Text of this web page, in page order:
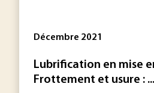
Décembre 2021
Lubrification en mise
Frottement et usure : ...